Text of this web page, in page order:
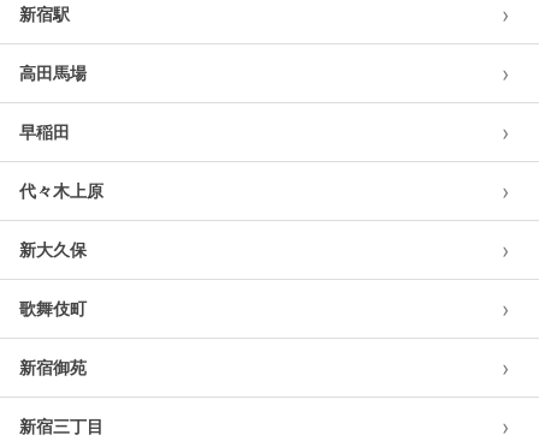
新宿駅 ›
高田馬場 ›
早稲田 ›
代々木上原 ›
新大久保 ›
歌舞伎町 ›
新宿御苑 ›
新宿三丁目 ›